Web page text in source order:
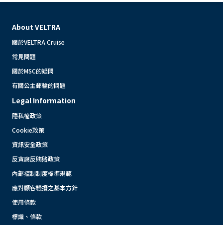
About VELTRA
關於VELTRA Cruise
常見問題
關於MSC的疑問
有關公主郵輪的問題
Legal Information
隱私權政策
Cookie政策
資訊安全政策
反貪腐反賄賂政策
內部控制制度標準規範
應對顧客騷擾之基本方針
使用條款
標識、條款